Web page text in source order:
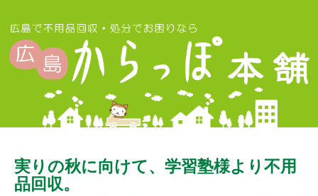
実りの秋に向けて、学習塾様より不用
品回収。